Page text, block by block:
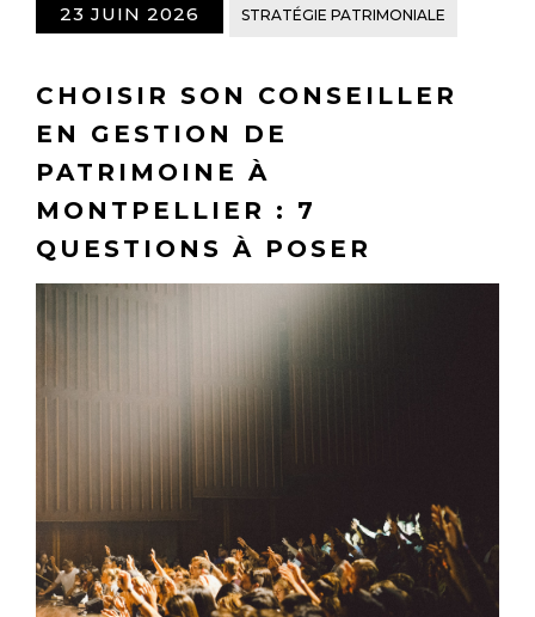
23 JUIN 2026 STRATÉGIE PATRIMONIALE
CHOISIR SON CONSEILLER
EN GESTION DE
PATRIMOINE À
MONTPELLIER : 7
QUESTIONS À POSER